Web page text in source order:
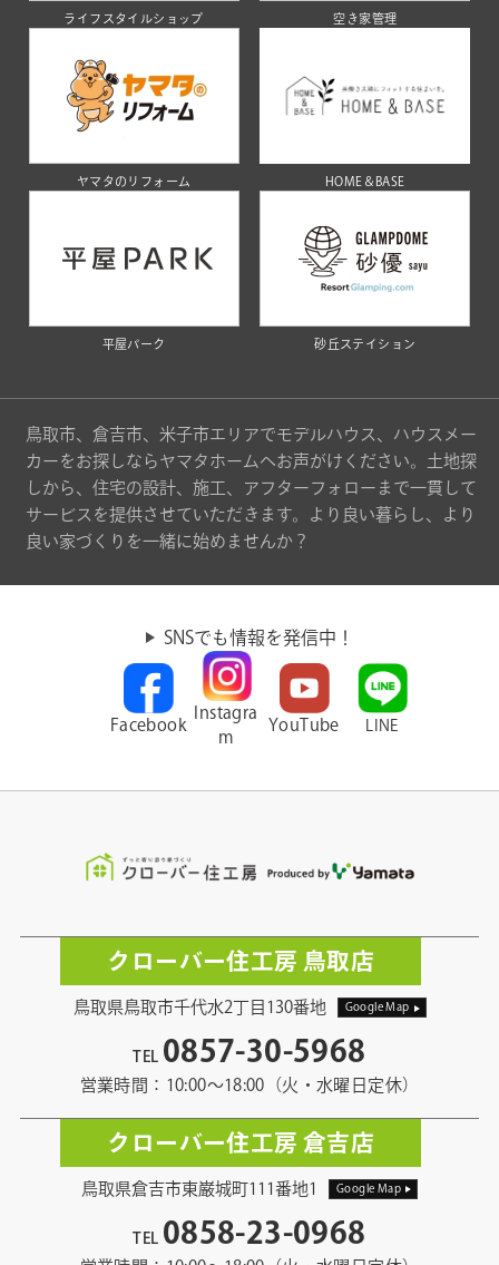
ライフスタイルショップ 空き家管理
ヤマタのリフォーム HOME＆BASE
平屋パーク 砂丘ステイション
鳥取市、倉吉市、米子市エリアでモデルハウス、ハウスメー
カーをお探しならヤマタホームへお声がけください。土地探
しから、住宅の設計、施工、アフターフォローまで一貫して
サービスを提供させていただきます。より良い暮らし、より
良い家づくりを一緒に始めませんか？
SNSでも情報を発信中！
Facebook
Instagra
m
YouTube LINE
クローバー住工房 鳥取店
鳥取県鳥取市千代水2丁目130番地 Google Map
TEL 0857-30-5968
営業時間：10:00〜18:00（火・水曜日定休）
クローバー住工房 倉吉店
鳥取県倉吉市東巌城町111番地1 Google Map
TEL 0858-23-0968